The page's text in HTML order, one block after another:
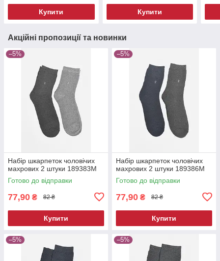
Купити Купити
Акційні пропозиції та новинки
–5%
Набір шкарпеток чоловічих
махрових 2 штуки 189383M
Готово до відправки
77,90 ₴ 82 ₴
Купити
–5%
Набір шкарпеток чоловічих
махрових 2 штуки 189386M
Готово до відправки
77,90 ₴ 82 ₴
Купити
–5% –5%